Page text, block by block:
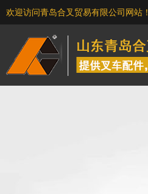
欢迎访问青岛合叉贸易有限公司网站！